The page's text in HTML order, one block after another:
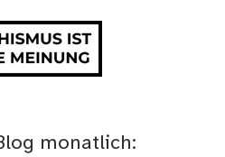
monatlich: